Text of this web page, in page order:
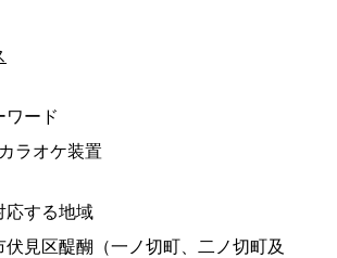
ワード
ラオケ装置
応する地域
伏見区醍醐（一ノ切町、二ノ切町及